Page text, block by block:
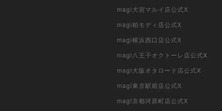
magi大宮マルイ店公式X
magi柏モディ店公式X
magi横浜西口店公式X
magi八王子オクトーレ店公式X
magi大阪オタロード店公式X
magi東京駅前店公式X
magi京都河原町店公式X